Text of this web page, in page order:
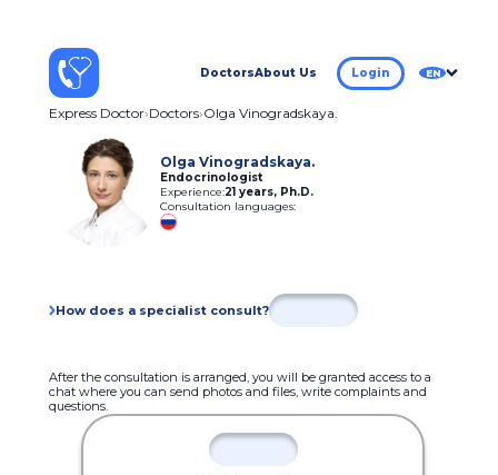
DoctorsAbout Us Login EN
Express Doctor Doctors Olga Vinogradskaya.
Olga Vinogradskaya.
Endocrinologist
Experience:21 years, Ph.D.
Consultation languages:
How does a specialist consult?
After the consultation is arranged, you will be granted access to a
chat where you can send photos and files, write complaints and
questions.